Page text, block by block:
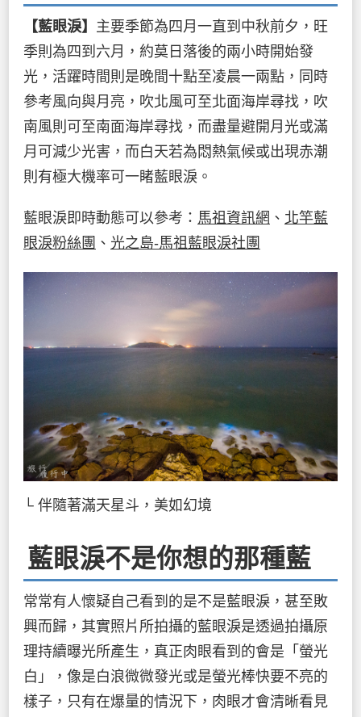
【藍眼淚】 主要季節為四月一直到中秋前夕，旺
季則為四到六月，約莫日落後的兩小時開始發
光，活躍時間則是晚間十點至凌晨一兩點，同時
參考風向與月亮，吹北風可至北面海岸尋找，吹
南風則可至南面海岸尋找，而盡量避開月光或滿
月可減少光害，而白天若為悶熱氣候或出現赤潮
則有極大機率可一睹藍眼淚。
藍眼淚即時動態可以參考： 馬祖資訊網 、 北竿藍
眼淚粉絲團 、 光之島-馬祖藍眼淚社團
└ 伴隨著滿天星斗，美如幻境
藍眼淚不是你想的那種藍
常常有人懷疑自己看到的是不是藍眼淚，甚至敗
興而歸，其實照片所拍攝的藍眼淚是透過拍攝原
理持續曝光所產生，真正肉眼看到的會是「螢光
白」，像是白浪微微發光或是螢光棒快要不亮的
樣子，只有在爆量的情況下，肉眼才會清晰看見